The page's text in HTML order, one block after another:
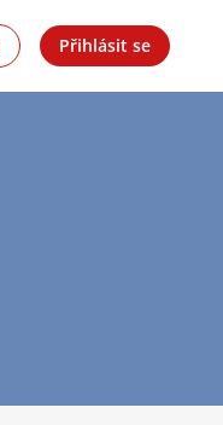
Přihlásit se